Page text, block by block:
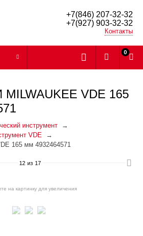
+7(846) 207-32-32
+7(927) 903-32-32
Контакты
0
VDE 165
инструмент
VDE
165 мм 4932464571
12 из 17
на картинку для увеличения